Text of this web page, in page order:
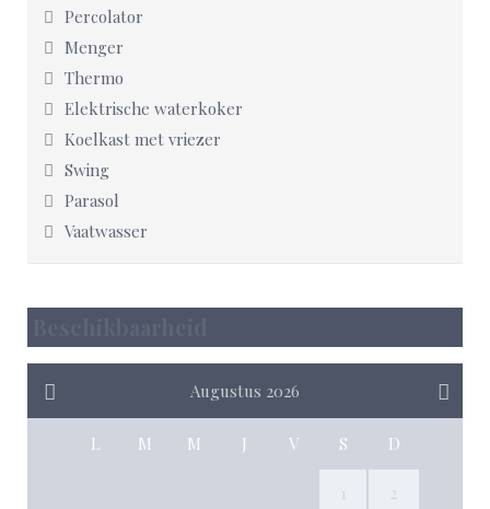
Percolator
Menger
Thermo
Elektrische waterkoker
Koelkast met vriezer
Swing
Parasol
Vaatwasser
Augustus 2026
L M M J V S D
1 2